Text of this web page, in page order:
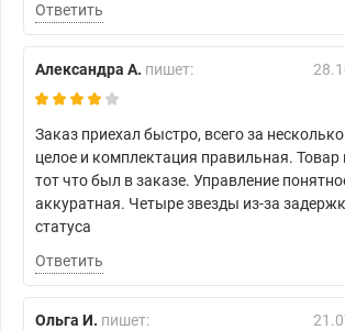
Ответить
Александра А. пишет:
Заказ приехал быстро, всего за
целое и комплектация правильная.
тот что был в заказе. Управление
аккуратная. Четыре звезды из-за
статуса
Ответить
Ольга И. пишет: